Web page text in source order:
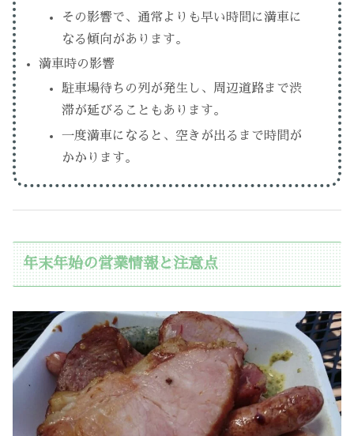
その影響で、通常よりも早い時間に満車に
なる傾向があります。
満車時の影響
駐車場待ちの列が発生し、周辺道路まで渋
滞が延びることもあります。
一度満車になると、空きが出るまで時間が
かかります。
年末年始の営業情報と注意点